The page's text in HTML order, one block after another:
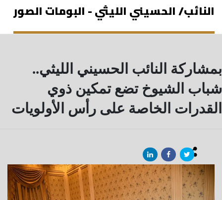
النائب/ الحسيني الليثي - البومات الصور
بمشاركة النائب الحسيني الليثي..
شباب الشيوخ تضع تمكين ذوي
القدرات الخاصة على رأس الأولويات